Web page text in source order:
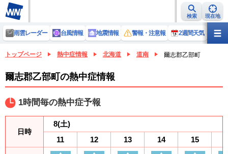
検索 現在地
雨雲レーダー 台風情報 地震情報 警報・注意報 2週間天気 ラ
トップページ 熱中症情報 北海道 道南 爾志郡乙部町
爾志郡乙部町の熱中症情報
1時間毎の熱中症予報
日時
8(土)
11
12 13 14 15